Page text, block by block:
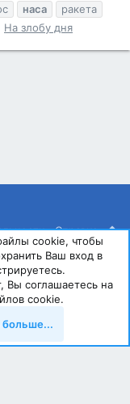
наса
ракета
На злобу дня
Справка
XenForo Ltd.
cookie, чтобы
Ваш вход в
Вы соглашаетесь на
cookie.
больше...